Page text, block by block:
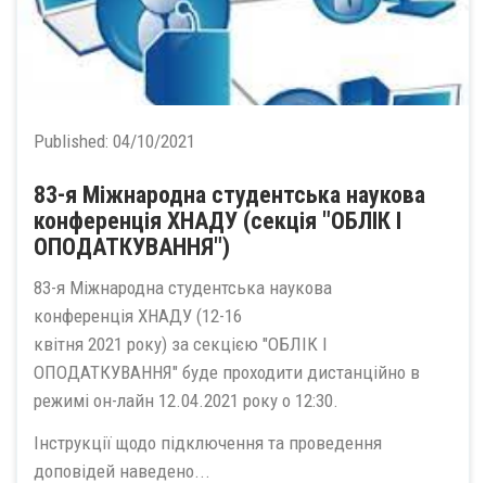
Published: 04/10/2021
83-я Міжнародна студентська наукова
конференція ХНАДУ (секція "ОБЛІК І
ОПОДАТКУВАННЯ")
83-я Міжнародна студентська наукова
конференція ХНАДУ (12-16
квітня 2021 року) за секцією "ОБЛІК І
ОПОДАТКУВАННЯ" буде проходити дистанційно в
режимі он-лайн 12.04.2021 року о 12:30.
Інструкції щодо підключення та проведення
доповідей наведено...